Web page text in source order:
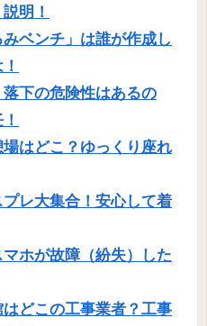
明！
みベンチ」は誰が作成し
落下の危険性はあるの
場はどこ？ゆっくり座れ
プレ大集合！安心して着
マホが故障（紛失）した
はどこの工事業者？工事